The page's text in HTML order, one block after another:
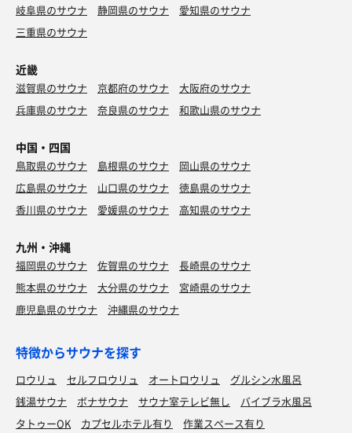
岐阜県のサウナ 静岡県のサウナ
愛知県のサウナ
三重県のサウナ
近畿
滋賀県のサウナ 京都府のサウナ
大阪府のサウナ
兵庫県のサウナ
奈良県のサウナ 和歌山県のサウナ
中国・四国
鳥取県のサウナ 島根県のサウナ
岡山県のサウナ
広島県のサウナ
山口県のサウナ
徳島県のサウナ
香川県のサウナ
愛媛県のサウナ 高知県のサウナ
九州・沖縄
福岡県のサウナ 佐賀県のサウナ
長崎県のサウナ
熊本県のサウナ
大分県のサウナ
宮崎県のサウナ
鹿児島県のサウナ
沖縄県のサウナ
特徴からサウナを探す
ロウリュ セルフロウリュ オートロウリュ
グルシン水風呂
銭湯サウナ
ボナサウナ サウナ室テレビ無し
バイブラ水風呂
タトゥーOK
カプセルホテル有り
作業スペース有り